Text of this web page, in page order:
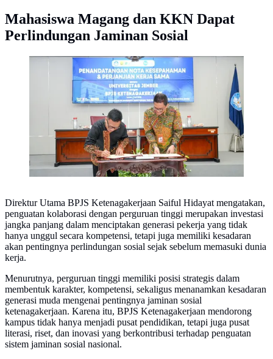
Mahasiswa Magang dan KKN Dapat
Perlindungan Jaminan Sosial
Foto dok. BPJS Kesehatan
Direktur Utama BPJS Ketenagakerjaan Saiful Hidayat mengatakan,
penguatan kolaborasi dengan perguruan tinggi merupakan investasi
jangka panjang dalam menciptakan generasi pekerja yang tidak
hanya unggul secara kompetensi, tetapi juga memiliki kesadaran
akan pentingnya perlindungan sosial sejak sebelum memasuki dunia
kerja.
Menurutnya, perguruan tinggi memiliki posisi strategis dalam
membentuk karakter, kompetensi, sekaligus menanamkan kesadaran
generasi muda mengenai pentingnya jaminan sosial
ketenagakerjaan. Karena itu, BPJS Ketenagakerjaan mendorong
kampus tidak hanya menjadi pusat pendidikan, tetapi juga pusat
literasi, riset, dan inovasi yang berkontribusi terhadap penguatan
sistem jaminan sosial nasional.